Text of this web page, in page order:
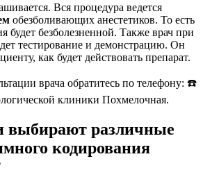
Вся процедура ведется
обезболивающих анестетиков. То есть
будет безболезненной. Также врач при
тестирование и демонстрацию. Он
как будет действовать препарат.
врача обратитесь по телефону: ☎️
клиники Похмелочная.
выбирают различные
кодирования